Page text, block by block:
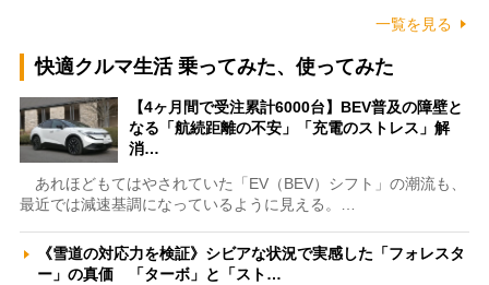
一覧を見る
快適クルマ生活 乗ってみた、使ってみた
【4ヶ月間で受注累計6000台】BEV普及の障壁と
なる「航続距離の不安」「充電のストレス」解
消…
あれほどもてはやされていた「EV（BEV）シフト」の潮流も、
最近では減速基調になっているように見える。…
《雪道の対応力を検証》シビアな状況で実感した「フォレスタ
ー」の真価 「ターボ」と「スト…